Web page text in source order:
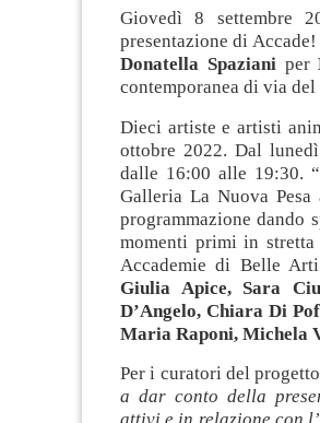
Giovedì 8 settembre
presentazione di
Donatella Spazianiper
contemporanea di via del
Dieci artiste e artisti
ottobre 2022. Dal
dalle 16:00 alle 19:30.
Galleria La Nuova
programmazione
momenti primi in
Accademie di Belle
Giulia Apice, Sara
D’Angelo, Chiara Di
Maria Raponi, Michela
Per i curatori del progetto
a dar conto della